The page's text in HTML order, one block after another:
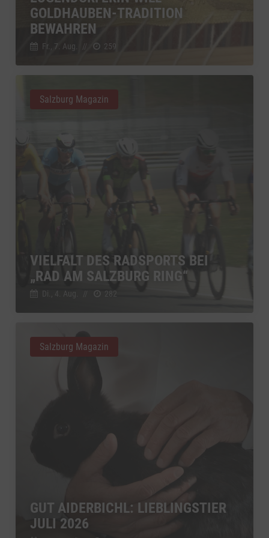
GOLDHAUBEN-TRADITION
BEWAHREN
Fr., 7. Aug. // 259
VIELFALT DES RADSPORTS BEI
„RAD AM SALZBURG RING“
Di., 4. Aug. // 282
Salzburg Magazin
GUT AIDERBICHL: LIEBLINGSTIER
JULI 2026
Salzburg Magazin
YouTube
Google Ireland Limited, Irland